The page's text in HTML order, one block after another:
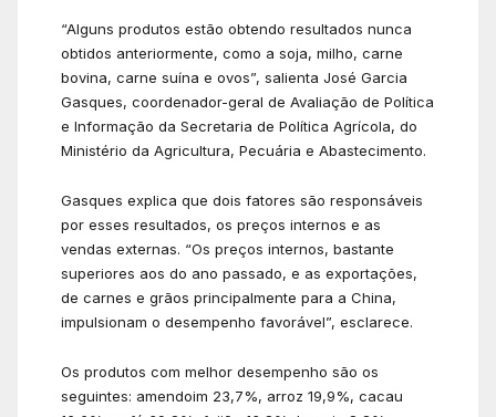
“Alguns produtos estão obtendo resultados nunca
obtidos anteriormente, como a soja, milho, carne
bovina, carne suína e ovos”, salienta José Garcia
Gasques, coordenador-geral de Avaliação de Política
e Informação da Secretaria de Política Agrícola, do
Ministério da Agricultura, Pecuária e Abastecimento.
Gasques explica que dois fatores são responsáveis
por esses resultados, os preços internos e as
vendas externas. “Os preços internos, bastante
superiores aos do ano passado, e as exportações,
de carnes e grãos principalmente para a China,
impulsionam o desempenho favorável”, esclarece.
Os produtos com melhor desempenho são os
seguintes: amendoim 23,7%, arroz 19,9%, cacau